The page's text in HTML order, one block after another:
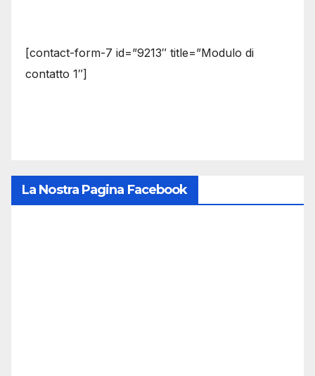
[contact-form-7 id=”9213″ title=”Modulo di
contatto 1″]
La Nostra Pagina Facebook